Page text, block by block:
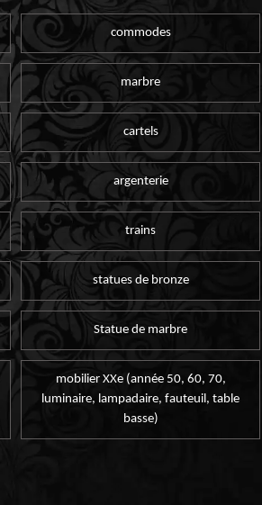
commodes
marbre
cartels
argenterie
trains
statues de bronze
Statue de marbre
mobilier XXe (année 50, 60, 70,
luminaire, lampadaire, fauteuil, table
basse)